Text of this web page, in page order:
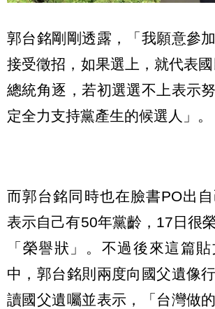
郭台銘剛剛透露，「我願意參
接受徵招，如果選上，就代表
總統角逐，若初選選不上表示
定全力支持黨產生的候選人」。
而郭台銘同時也在臉書PO出自
表示自己有50年黨齡，17日很
「榮譽狀」。不過後來這篇
中，郭台銘則兩度向國父遺像
讀國父遺囑並表示，「台灣做